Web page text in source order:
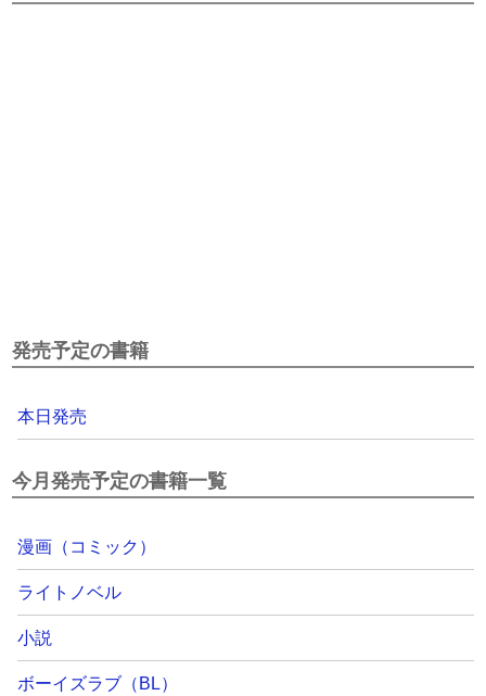
発売予定の書籍
本日発売
今月発売予定の書籍一覧
漫画（コミック）
ライトノベル
小説
ボーイズラブ（BL）